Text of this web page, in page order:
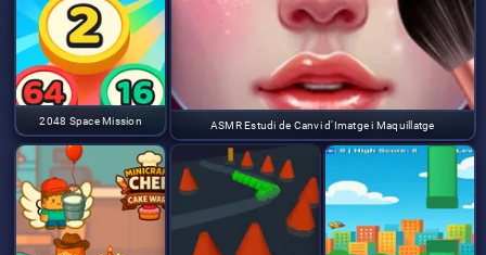
ASMR Estudi de Canvi d'Imatge i Maquillatge
2048 Space Mission